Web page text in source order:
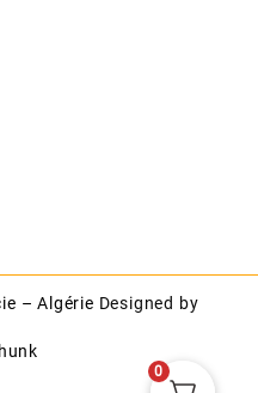
– Algérie Designed by
0